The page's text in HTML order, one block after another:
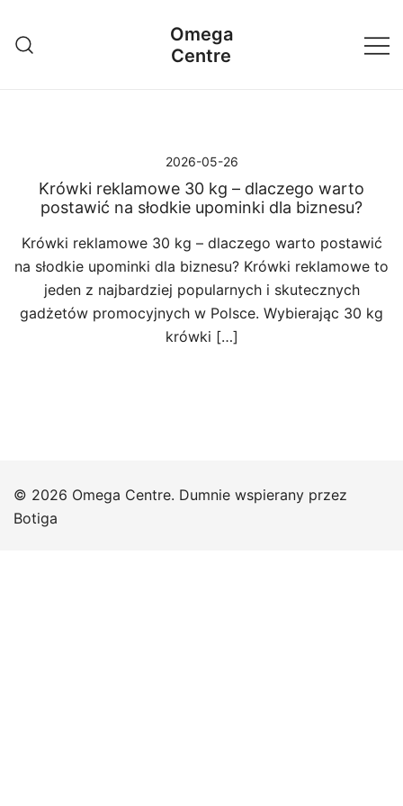
treści
Omega
Centre
2026-05-26
Krówki reklamowe 30 kg – dlaczego warto
postawić na słodkie upominki dla biznesu?
Krówki reklamowe 30 kg – dlaczego warto postawić
na słodkie upominki dla biznesu? Krówki reklamowe to
jeden z najbardziej popularnych i skutecznych
gadżetów promocyjnych w Polsce. Wybierając 30 kg
krówki […]
© 2026 Omega Centre. Dumnie wspierany przez
Botiga